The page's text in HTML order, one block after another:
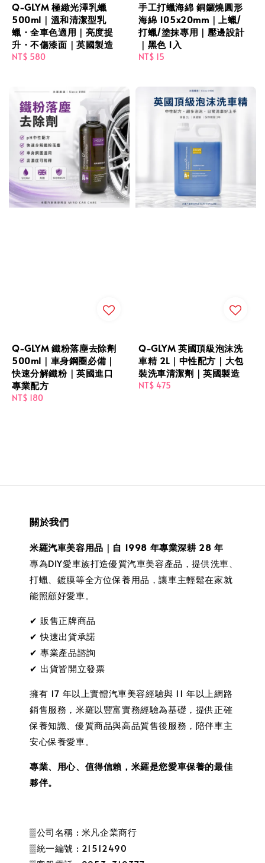
Q-GLYM 極緻光澤乳蠟
500ml｜溫和清潔型乳
蠟・全車色適用｜亮度提
升・不傷漆面｜英國製造
Regular
NT$ 580
手工打蠟海綿 銅鑼燒圓形
海綿 105x20mm｜上蠟/
打蠟/塗抹專用｜壓邊設計
｜黑色 1入
Regular
NT$ 15
Q-GLYM 鐵粉落塵去除劑
500ml｜車身鋼圈必備｜
快速分解鐵粉｜英國進口
專業配方
Regular
NT$ 180
Q-GLYM 英國頂級泡沫洗
車精 2L｜中性配方｜大包
裝洗車清潔劑｜英國製造
Regular
NT$ 475
關於我們
米羅汽車美容用品｜自 1998 年專業深耕 28 年
專為DIY愛車族打造優質汽車美容產品，提供洗車、
打蠟、鍍膜等全方位保養用品，讓車主輕鬆在家就
能照顧好愛車。
✔ 販售正牌商品
✔ 快速出貨承諾
✔ 專業產品諮詢
✔ 出貨皆開立發票
擁有 17 年以上實體汽車美容經驗與 11 年以上網路
銷售服務，米羅以豐富實務經驗為基礎，提供正確
保養知識、優質商品與高品質售後服務，陪伴車主
安心保養愛車。
專業、用心、值得信賴，米羅是您愛車保養的最佳
夥伴。
▒公司名稱 : 米凡企業商行
▒統一編號 : 21512490